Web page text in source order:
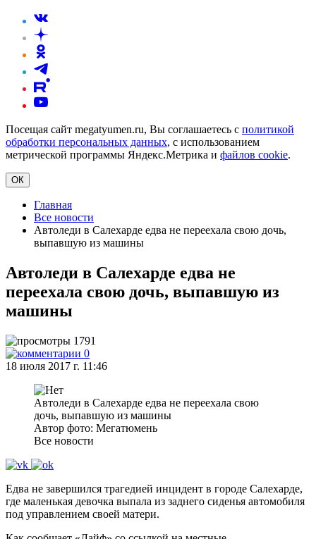
Посещая сайт megatyumen.ru, Вы соглашаетесь с политикой
обработки персональных данных, с использованием
метрической программы Яндекс.Метрика и файлов cookie.
ОК
Главная
Все новости
Автоледи в Салехарде едва не переехала свою дочь,
выпавшую из машины
Автоледи в Салехарде едва не
переехала свою дочь, выпавшую из
машины
1791
0
18 июля 2017 г. 11:46
Автоледи в Салехарде едва не переехала свою
дочь, выпавшую из машины
Автор фото: Мегатюмень
Все новости
Едва не завершился трагедией инцидент в городе Салехарде,
где маленькая девочка выпала из заднего сиденья автомобиля
под управлением своей матери.